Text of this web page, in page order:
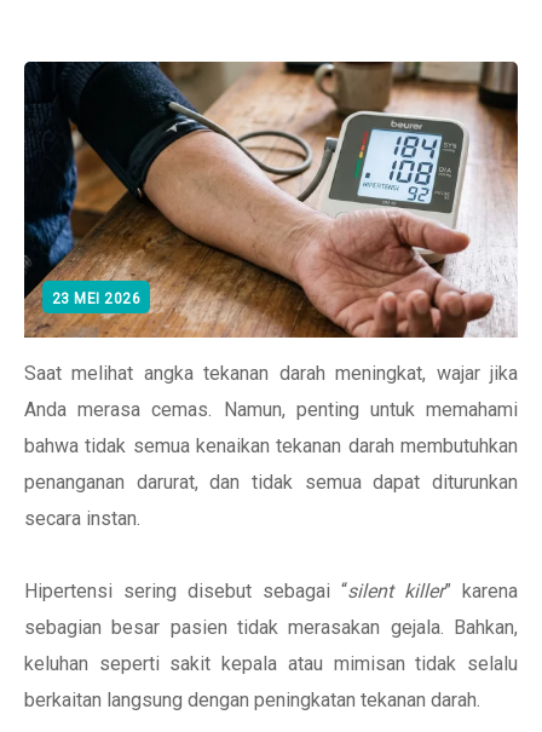
23 MEI 2026
Saat melihat angka tekanan darah meningkat, wajar jika
Anda merasa cemas. Namun, penting untuk memahami
bahwa tidak semua kenaikan tekanan darah membutuhkan
penanganan darurat, dan tidak semua dapat diturunkan
secara instan.
Hipertensi sering disebut sebagai “silent killer” karena
sebagian besar pasien tidak merasakan gejala. Bahkan,
keluhan seperti sakit kepala atau mimisan tidak selalu
berkaitan langsung dengan peningkatan tekanan darah.